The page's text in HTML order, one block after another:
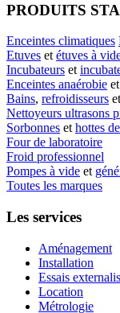
PRODUITS
Enceintes climatiques
Etuves et étuves à
Incubateurs et
Enceintes anaérobie et
Bains, refroidisseurs et
Nettoyeurs ultrasons
Sorbonnes et hottes
Four de laboratoire
Froid professionnel
Pompes à vide et
Toutes les marques
Les services
Aménagement
Installation
Essais
Location
Métrologie